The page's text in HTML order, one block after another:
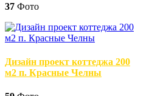
37 Фото
Дизайн проект коттеджа 200
м2 п. Красные Челны